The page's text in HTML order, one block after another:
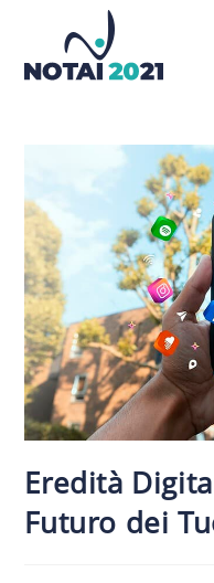
Eredità
Futuro dei